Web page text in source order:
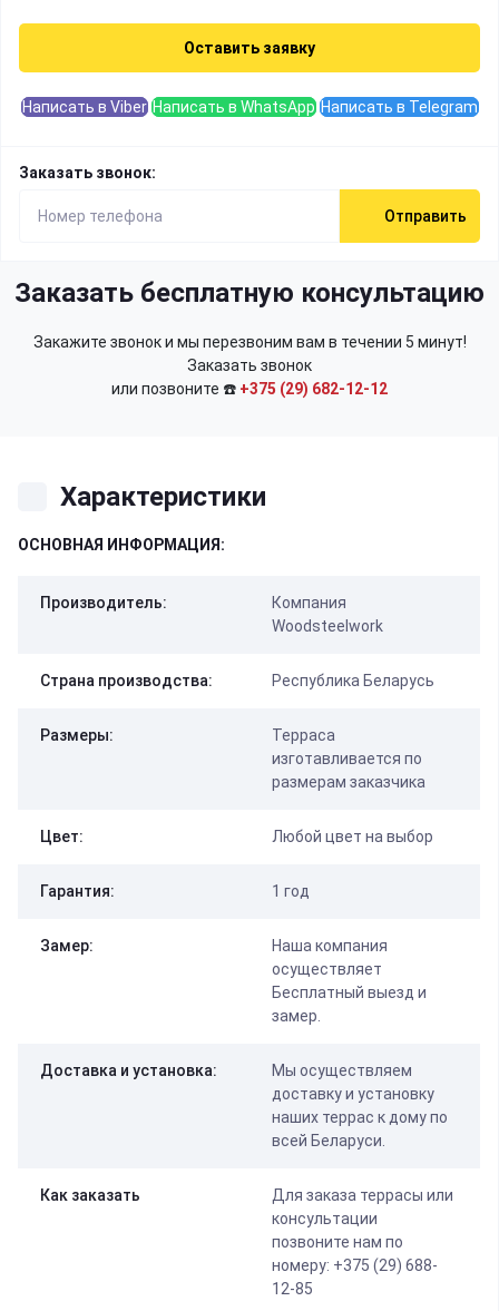
Оставить заявку
Написать в Viber Написать в WhatsApp Написать в Telegram
Заказать звонок:
Отправить
Заказать бесплатную консультацию
Закажите звонок и мы перезвоним вам в течении 5 минут!
Заказать звонок
или позвоните ☎️ +375 (29) 682-12-12
Характеристики
ОСНОВНАЯ ИНФОРМАЦИЯ:
Производитель:
Компания
Woodsteelwork
Страна производства: Республика Беларусь
Размеры:
Терраса
изготавливается по
размерам заказчика
Цвет: Любой цвет на выбор
Гарантия: 1 год
Замер:
Наша компания
осуществляет
Бесплатный выезд и
замер.
Доставка и установка:
Мы осуществляем
доставку и установку
наших террас к дому по
всей Беларуси.
Как заказать
Для заказа террасы или
консультации
позвоните нам по
номеру: +375 (29) 688-
12-85